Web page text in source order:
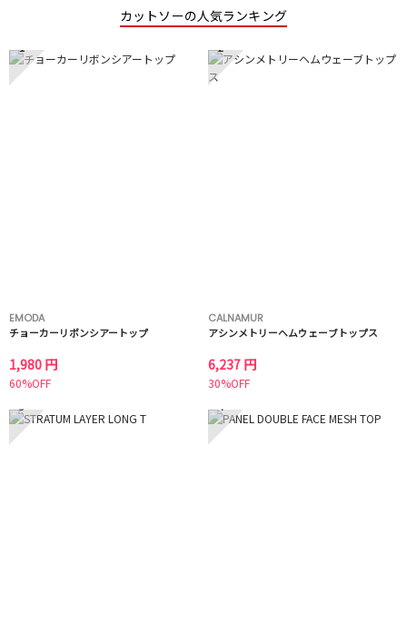
カットソーの人気ランキング
1
EMODA
チョーカーリボンシアートップ
1,980 円
60%OFF
2
CALNAMUR
アシンメトリーヘムウェーブトップス
6,237 円
30%OFF
3 4